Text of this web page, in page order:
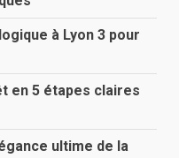
à Lyon 3 pour
en 5 étapes claires
ultime de la